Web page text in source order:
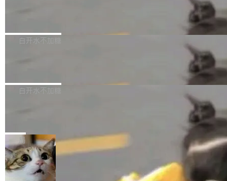
自研的多个文生3D和...
整性保护。效果是：吞吐量提升 41%，每 token
让语音识别不再只是听清，而是真正听懂。通过
w 不要求标准普通话，方言识别覆盖粤语、吴语
新和少量网页兼容性修复版本。 Changes/fixe
容提供的字体时出现的几个问题 为避免音频加
质的最低采样率）的音频格式将被拒绝 修复了 C
SS 圆角虚线样式中可能存在的问题 如果表单中
的图像元素不在同一个子树中，则它们将不再关
联 加...
白开水不加糖
发布的 Release Notes，他利用 AI 工具（如 Co
最强的若干项。对于尚未正式发版的 PG 19，则
通过拉取过去一年内（从 PG 18 Beta1 时间点
至今）的所有 commit，同样交由 AI 分析提炼。
经过人工复核，准确度令人满意。这一方法也为
白开水不加糖
维护工作一直与我的日常工作、家务、社交生活
和休闲娱乐竞争时间。" 这是 libexpat 维护者 S
ebastian Pipping 写在博客里的话。8 月 4 日，
他宣布了一个新消息：从 2026 年 8 月 1 日起，
局
Firefox 153.0.3 发布
Firefox 153.0.3 现已发布，具体更新内容如